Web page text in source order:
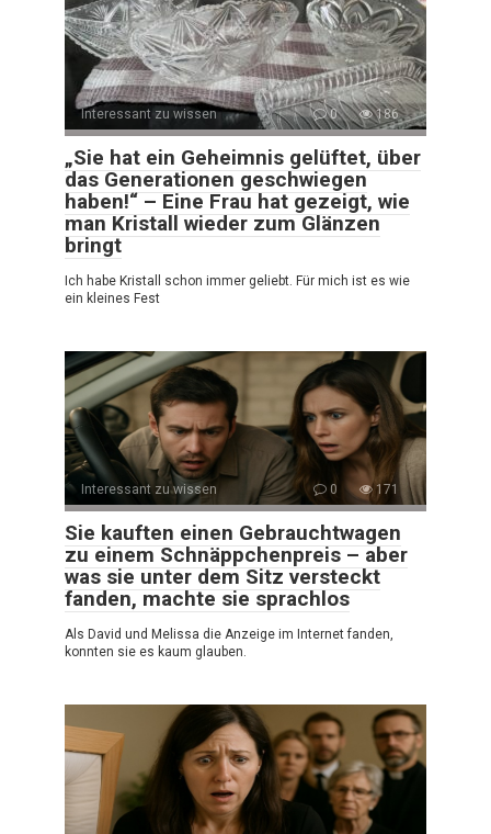
Interessant zu wissen 0 186
„Sie hat ein Geheimnis gelüftet, über
das Generationen geschwiegen
haben!“ – Eine Frau hat gezeigt, wie
man Kristall wieder zum Glänzen
bringt
Ich habe Kristall schon immer geliebt. Für mich ist es wie
ein kleines Fest
Interessant zu wissen 0 171
Sie kauften einen Gebrauchtwagen
zu einem Schnäppchenpreis – aber
was sie unter dem Sitz versteckt
fanden, machte sie sprachlos
Als David und Melissa die Anzeige im Internet fanden,
konnten sie es kaum glauben.